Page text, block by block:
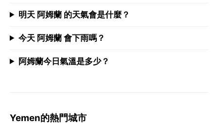
明天 阿姆蘭 的天氣會是什麼？
今天 阿姆蘭 會下雨嗎？
阿姆蘭今日氣溫是多少？
Yemen的熱門城市